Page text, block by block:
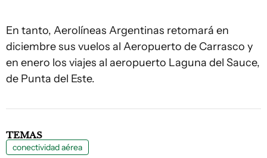
En tanto, Aerolíneas Argentinas retomará en
diciembre sus vuelos al Aeropuerto de Carrasco y
en enero los viajes al aeropuerto Laguna del Sauce,
de Punta del Este.
TEMAS
conectividad aérea